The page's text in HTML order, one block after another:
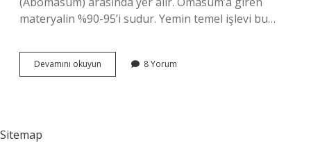
materyalin %90-95’i sudur. Yemin temel işlevi bu…
Devamını okuyun Kırkbayır
Tıkanmasına
8 Yorum
Sitemap